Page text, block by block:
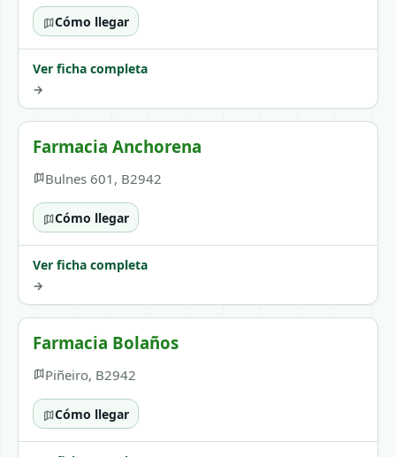
Cómo llegar
Ver ficha completa
→
Farmacia Anchorena
Bulnes 601, B2942
Cómo llegar
Ver ficha completa
→
Farmacia Bolaños
Piñeiro, B2942
Cómo llegar